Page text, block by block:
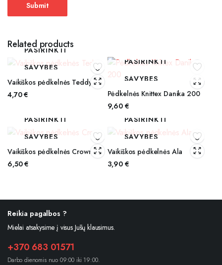
Related products
PASIRINKTI
SAVYBES
Vaikiškos pėdkelnės Teddy
4,70€
PASIRINKTI
SAVYBES
Pėdkelnės Knittex Danika 200
9,60 €
PASIRINKTI
SAVYBES
Vaikiškos pėdkelnės Crown
6,50€
PASIRINKTI
SAVYBES
Vaikiškos pėdkelnės Ala
3,90 €
Reikia pagalbos ?
Mielai atsakysime į visus Jūsų klausimus.
+370 683 01571
Darbo dienomis nuo 09:00 iki 19:00.